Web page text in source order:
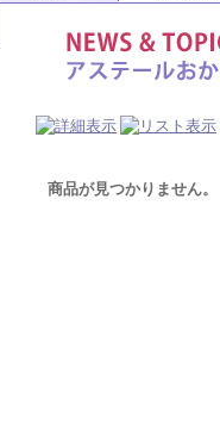
商品が見つかりません。